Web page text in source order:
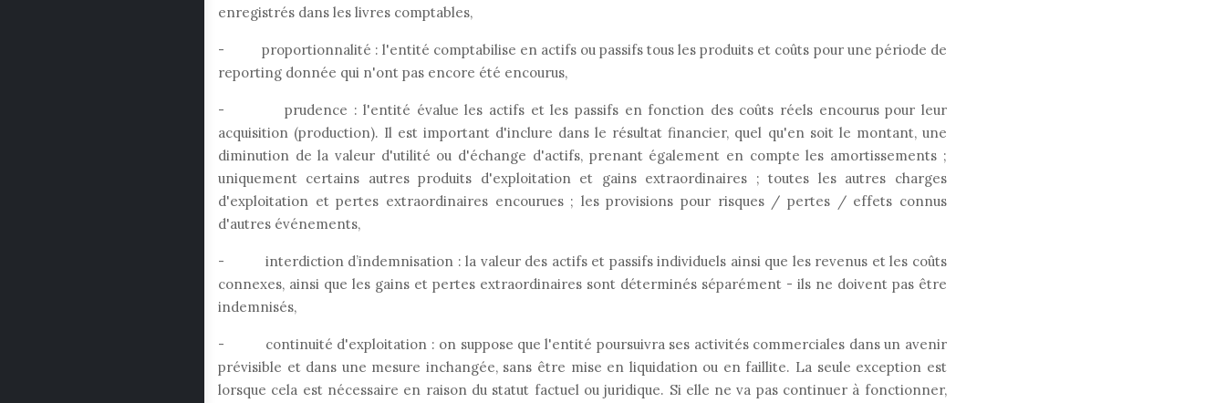
enregistrés dans les livres comptables,
- proportionnalité : l'entité comptabilise en actifs ou passifs tous les produits et coûts pour une période de
reporting donnée qui n'ont pas encore été encourus,
- prudence : l'entité évalue les actifs et les passifs en fonction des coûts réels encourus pour leur
acquisition (production). Il est important d'inclure dans le résultat financier, quel qu'en soit le montant, une
diminution de la valeur d'utilité ou d'échange d'actifs, prenant également en compte les amortissements ;
uniquement certains autres produits d'exploitation et gains extraordinaires ; toutes les autres charges
d'exploitation et pertes extraordinaires encourues ; les provisions pour risques / pertes / effets connus
d'autres événements,
- interdiction d’indemnisation : la valeur des actifs et passifs individuels ainsi que les revenus et les coûts
connexes, ainsi que les gains et pertes extraordinaires sont déterminés séparément - ils ne doivent pas être
indemnisés,
- continuité d'exploitation : on suppose que l'entité poursuivra ses activités commerciales dans un avenir
prévisible et dans une mesure inchangée, sans être mise en liquidation ou en faillite. La seule exception est
lorsque cela est nécessaire en raison du statut factuel ou juridique. Si elle ne va pas continuer à fonctionner,